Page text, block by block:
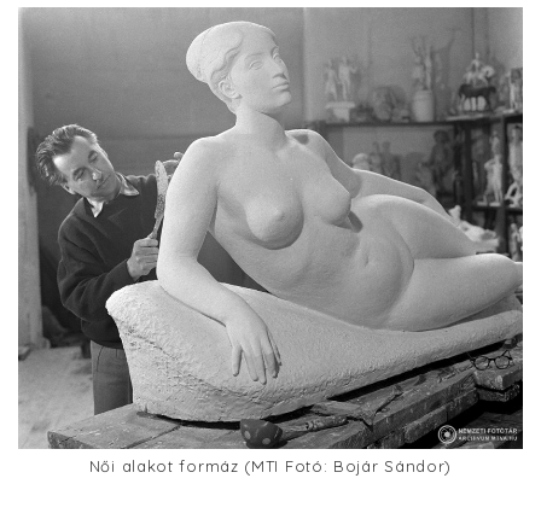
Női alakot formáz (MTI Fotó: Bojár Sándor)